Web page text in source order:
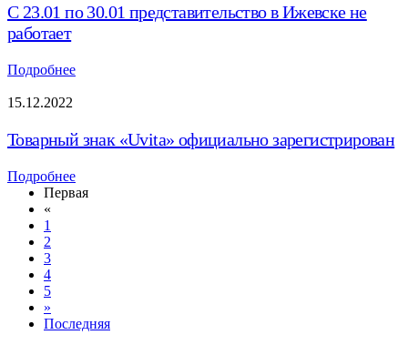
С 23.01 по 30.01 представительство в Ижевске не
работает
Подробнее
15.12.2022
Товарный знак «Uvita» официально зарегистрирован
Подробнее
Первая
«
1
2
3
4
5
»
Последняя